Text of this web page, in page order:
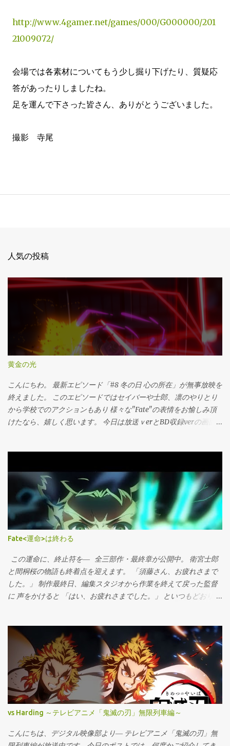
http://www.4gamer.net/games/000/G000000/201
21009072/
会場では各素材についてもう少し掘り下げたり、質疑応
答があったりしましたね。
足を運んで下さった皆さん、ありがとうございました。
撮影 寺尾
人気の投稿
黄金の光
こんにちわ。 最新エピソード「#8 冬の日 心の所在」が無事放映を
終えました。 このエピソードではセイバーや士郎、凛のやりとり
から学校でのアクションもあり 様々な"Fate"の表情をお愉しみ頂
けたなら、嬉しく思います。 今日は放送ｖerとBD収録verの画面
出装置にかけるきまりになっています。その機械で自動的に「ガ
イドライン」に会う明度彩度の変化が検知されると、フレームを
ダブらせたり、暗くしたりして"視覚刺激"を抑える…というのが基
本的な流れ。 例えばFate/stay night [Unlimited Blade Works]のオ
ープニングです。 使用された以下のショット(OP_c028)の場合だと
[放映ver] 次に、実際にufotableで制作したマスター との比較。
[納品マスター] 明度変化や動きの激しいシーンの描写が、 その鮮
明さにおいて決定的に異なっていることがご覧頂けるのではない
かと思います。 （Blu-ray版ではその枷もなく、マスターに最も忠
実な映像が収録されております。） もう一つご紹介しますね―先
週末に放映された#8より。 山場の一つ、士郎による、セイバーの
の目で「これだ！」と決め込んだ画面。 同じ画でFate/stay night
の世界観を共有出来たなら、 デジタルチームとしても嬉しいで
す。 デジタル映像部 English ver.
http://www.ufotable.info/2014/12/the-golden-light.html
Fate/stay night公式サイト http://www.fate-sn.com/ テイルズ オブ
ゼスティリア ザ クロスにおけるハーディング対策
Fate<運命>は終わる
この運命に、終止符を― 全三部作・最終章が公開中。 衛宮士郎
と間桐桜の物語も終着点を迎えます。 「須藤さん、お疲れさまで
した。」 制作最終日、編集スタジオから作業を終えて戻った監督
に 声をかけると 「はい、お疲れさまでした。」 といつもどおりの
お互いニマっとしてしまいました。 須藤さんとは一緒に作品に関
わるように なってもう10年以上となります。 今回もご一緒出来て
嬉しく思いつつ、 引き続き、よりよいものを目指し 大切にアニメ
を作っていければ。 最終章に相応しい映像を目指し、一同力を尽
くしました。 是非、御覧ください。 デジタル映像部 寺尾
vs Harding ～テレビアニメ「鬼滅の刃」無限列車編～
こんにちは、デジタル映像部より― テレビアニメ「鬼滅の刃」無